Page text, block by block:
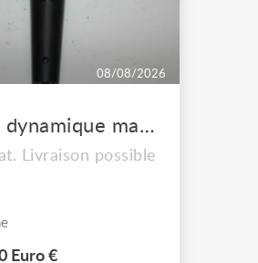
08/08/2026
Micro dynamique marque inconnue
Livraison possible
Euro €